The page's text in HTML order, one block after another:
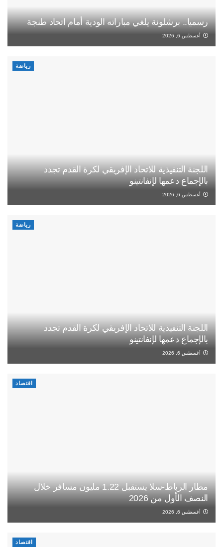
رسميا.. برشلونة يلغي مباراته الودية أمام اتحاد طنجة
أغسطس 6, 2026
رياضة
اللجنة التنفيذية للاتحاد الإفريقي لكرة القدم تجدد
بالإجماع دعمها لإنفانتينو
أغسطس 6, 2026
رياضة
اللجنة التنفيذية للاتحاد الإفريقي لكرة القدم تجدد
بالإجماع دعمها لإنفانتينو
أغسطس 6, 2026
اقتصاد
مطار الرباط-سلا يستقبل 1.22 مليون مسافر خلال
النصف الأول من 2026
أغسطس 6, 2026
اقتصاد